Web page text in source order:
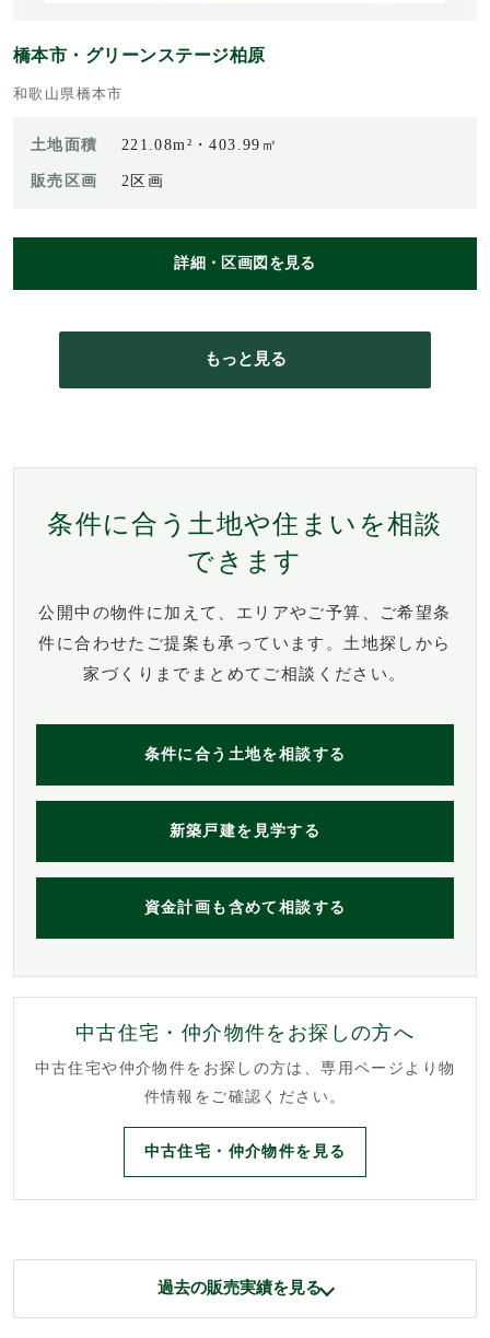
橋本市・グリーンステージ柏原
和歌山県橋本市
土地面積 221.08m²・403.99㎡
販売区画 2区画
詳細・区画図を見る
もっと見る
条件に合う土地や住まいを相談
できます
公開中の物件に加えて、エリアやご予算、ご希望条
件に合わせたご提案も承っています。土地探しから
家づくりまでまとめてご相談ください。
条件に合う土地を相談する
新築戸建を見学する
資金計画も含めて相談する
中古住宅・仲介物件をお探しの方へ
中古住宅や仲介物件をお探しの方は、専用ページより物
件情報をご確認ください。
中古住宅・仲介物件を見る
過去の販売実績を見る